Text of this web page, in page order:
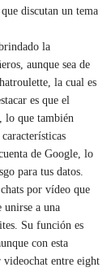
discutan un tema
la
aunque sea de
la cual es
es que el
lo que también
de Google, lo
para tus datos.
por vídeo que
unirse a una
Su función es
con esta
videochat entre eight